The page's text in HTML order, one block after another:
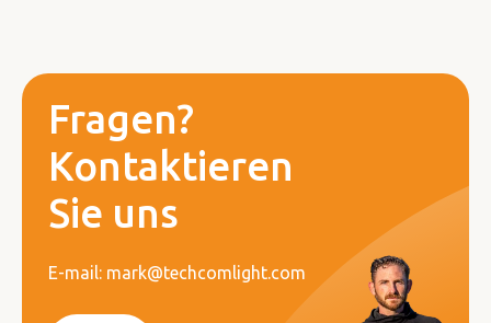
Fragen?
Kontaktieren
Sie uns
E-mail: mark@techcomlight.com